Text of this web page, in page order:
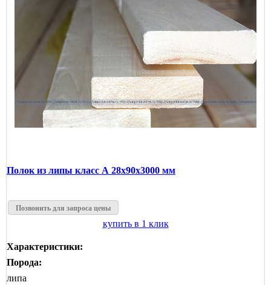
Полок из липы класс А 28x90x3000 мм
Позвонить для запроса цены
купить в 1 клик
Характеристики:
Порода:
липа